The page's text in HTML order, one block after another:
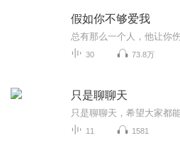
假如你不够爱我
30 73.8万
只是聊聊天
只是聊聊天，希望大家都
11 1581